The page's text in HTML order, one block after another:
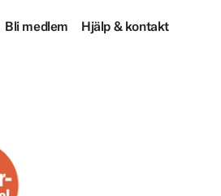
Bli medlem Hjälp & kontakt